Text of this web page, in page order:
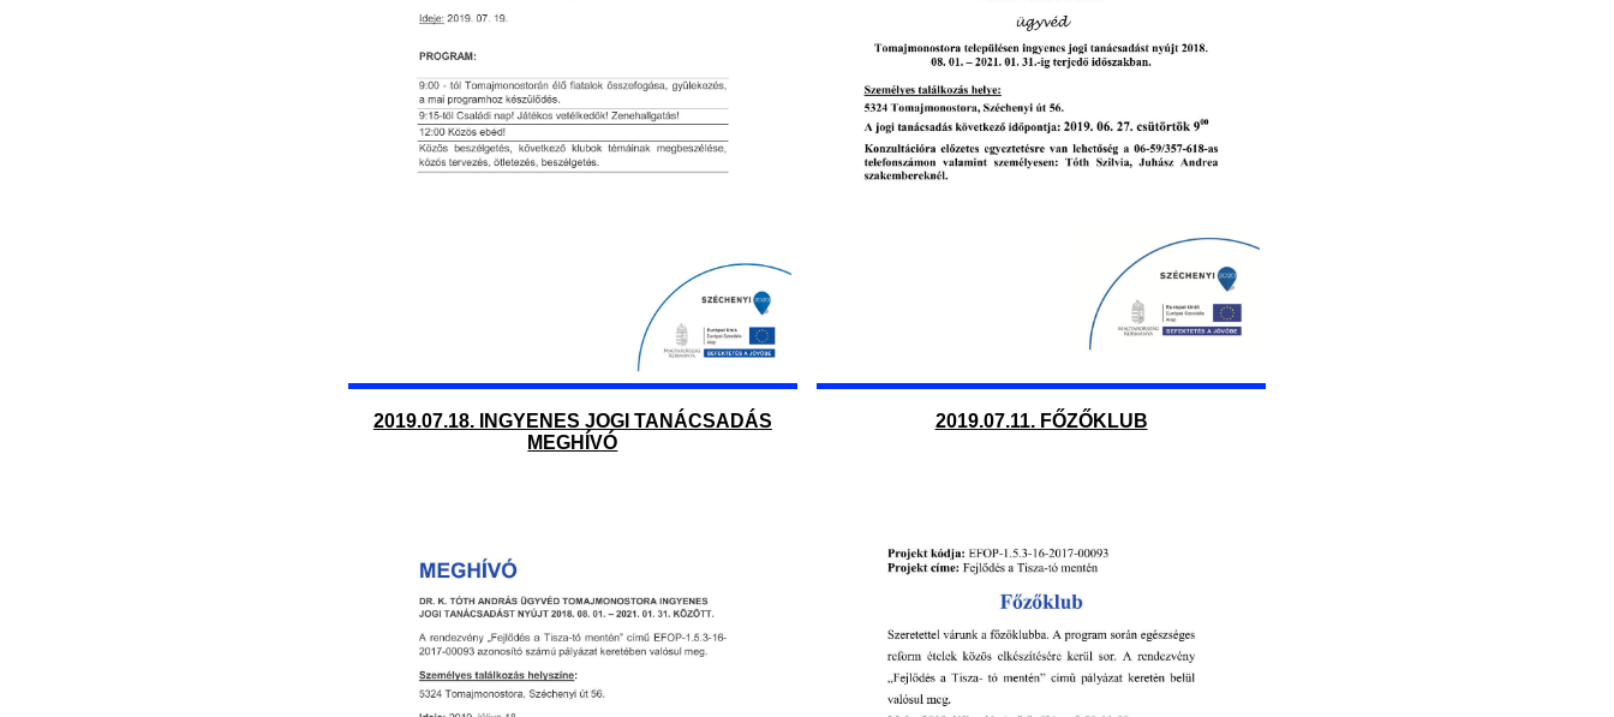
2019.07.18. INGYENES JOGI TANÁCSADÁS
MEGHÍVÓ
2019.07.11. FŐZŐKLUB